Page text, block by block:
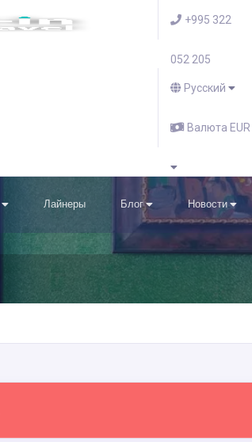
+995 322
052 205
Русский
Валюта EUR
Лайнеры Блог Новости